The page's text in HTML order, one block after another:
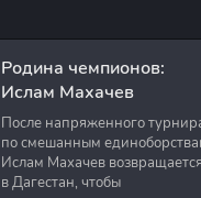
Родина чемпионов:
Ислам Махачев
После напряженного
по смешанным
Ислам Махачев возвращается
в Дагестан, чтобы